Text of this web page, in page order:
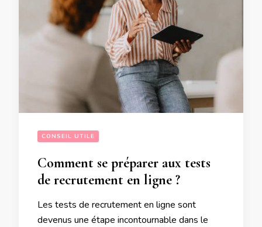
CONSEIL UTILE
Comment se préparer aux tests
de recrutement en ligne ?
Les tests de recrutement en ligne sont
devenus une étape incontournable dans le